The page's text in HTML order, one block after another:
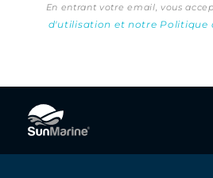
En entrant votre email, vous
d'utilisation et notre Politique